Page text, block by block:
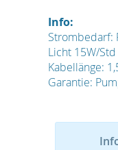
Info:
Strombedarf:
Licht 15W/Std
Kabellänge:
Garantie: